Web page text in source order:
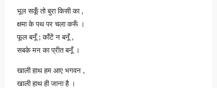
भूल सकूँ तो बुरा किसी का ,
क्षमा के पथ पर चला करूँ ।
फूल बनूँ ; काँटें न बनूँ ,
सबके मन का प्रीत बनूँ ।
खाली हाथ हम आए भगवन ,
खाली हाथ ही जाना है ।